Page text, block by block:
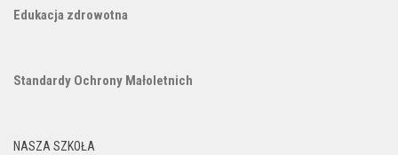
Edukacja zdrowotna
Standardy Ochrony Małoletnich
NASZA SZKOŁA